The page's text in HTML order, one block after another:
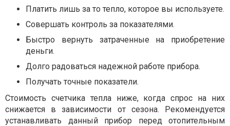
Платить лишь за то тепло, которое вы используете.
Совершать контроль за показателями.
Быстро вернуть затраченные на приобретение
деньги.
Долго радоваться надежной работе прибора.
Получать точные показатели.
Стоимость счетчика тепла ниже, когда спрос на них
снижается в зависимости от сезона. Рекомендуется
устанавливать данный прибор перед отопительным